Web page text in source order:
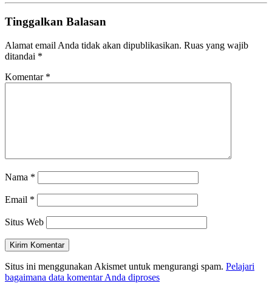
Tinggalkan Balasan
Alamat email Anda tidak akan dipublikasikan. Ruas yang wajib
ditandai *
Komentar *
Nama *
Email *
Situs Web
Situs ini menggunakan Akismet untuk mengurangi spam. Pelajari
bagaimana data komentar Anda diproses